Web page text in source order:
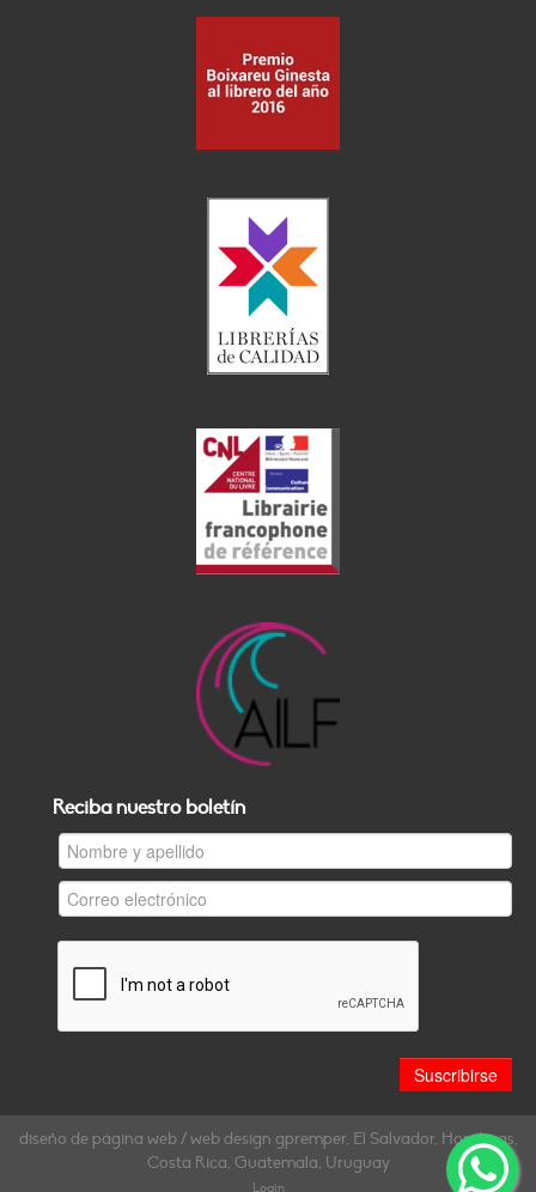
Reciba nuestro boletín
diseño de página web / web design gpremper, El Salvador, Honduras,
Costa Rica, Guatemala, Uruguay
Login